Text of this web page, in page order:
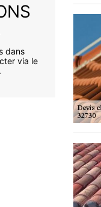
dans
via le